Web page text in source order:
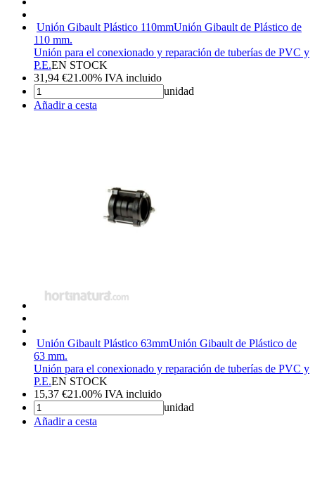
Unión Gibault Plástico 110mmUnión Gibault de Plástico de
110 mm.
Unión para el conexionado y reparación de tuberías de PVC y
P.E.EN STOCK
31,94 €21.00% IVA incluido
unidad
Añadir a cesta
Unión Gibault Plástico 63mmUnión Gibault de Plástico de
63 mm.
Unión para el conexionado y reparación de tuberías de PVC y
P.E.EN STOCK
15,37 €21.00% IVA incluido
unidad
Añadir a cesta